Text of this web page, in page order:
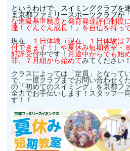
というわけで、スイミングクラブを
ま京都ファミリースポーツクラブが
な進級基準制度と発育発達評価制度
達！ぐんぐん成長！」を自信を持っ
現在、
１日体験（現在、１日体験は
付できます！）や夏休み短期教室・
好評受付中です！ 月途中からでも始
非、７月組から始めてみてください
クラスによっては「定員」となって
で、一度クラブまでお問い合わせく
の「初めてのスイミング」を京都フ
全力でお手伝いします！スタッフ一
す！！